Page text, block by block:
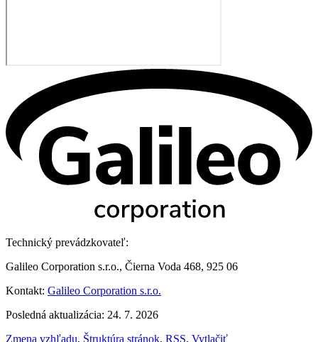
Technický prevádzkovateľ:
Galileo Corporation s.r.o., Čierna Voda 468, 925 06
Kontakt: Galileo Corporation s.r.o.
Posledná aktualizácia: 24. 7. 2026
Zmena vzhľadu, Štruktúra stránok, RSS, Vytlačiť